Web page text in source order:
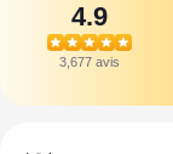
4.9
3,677 avis